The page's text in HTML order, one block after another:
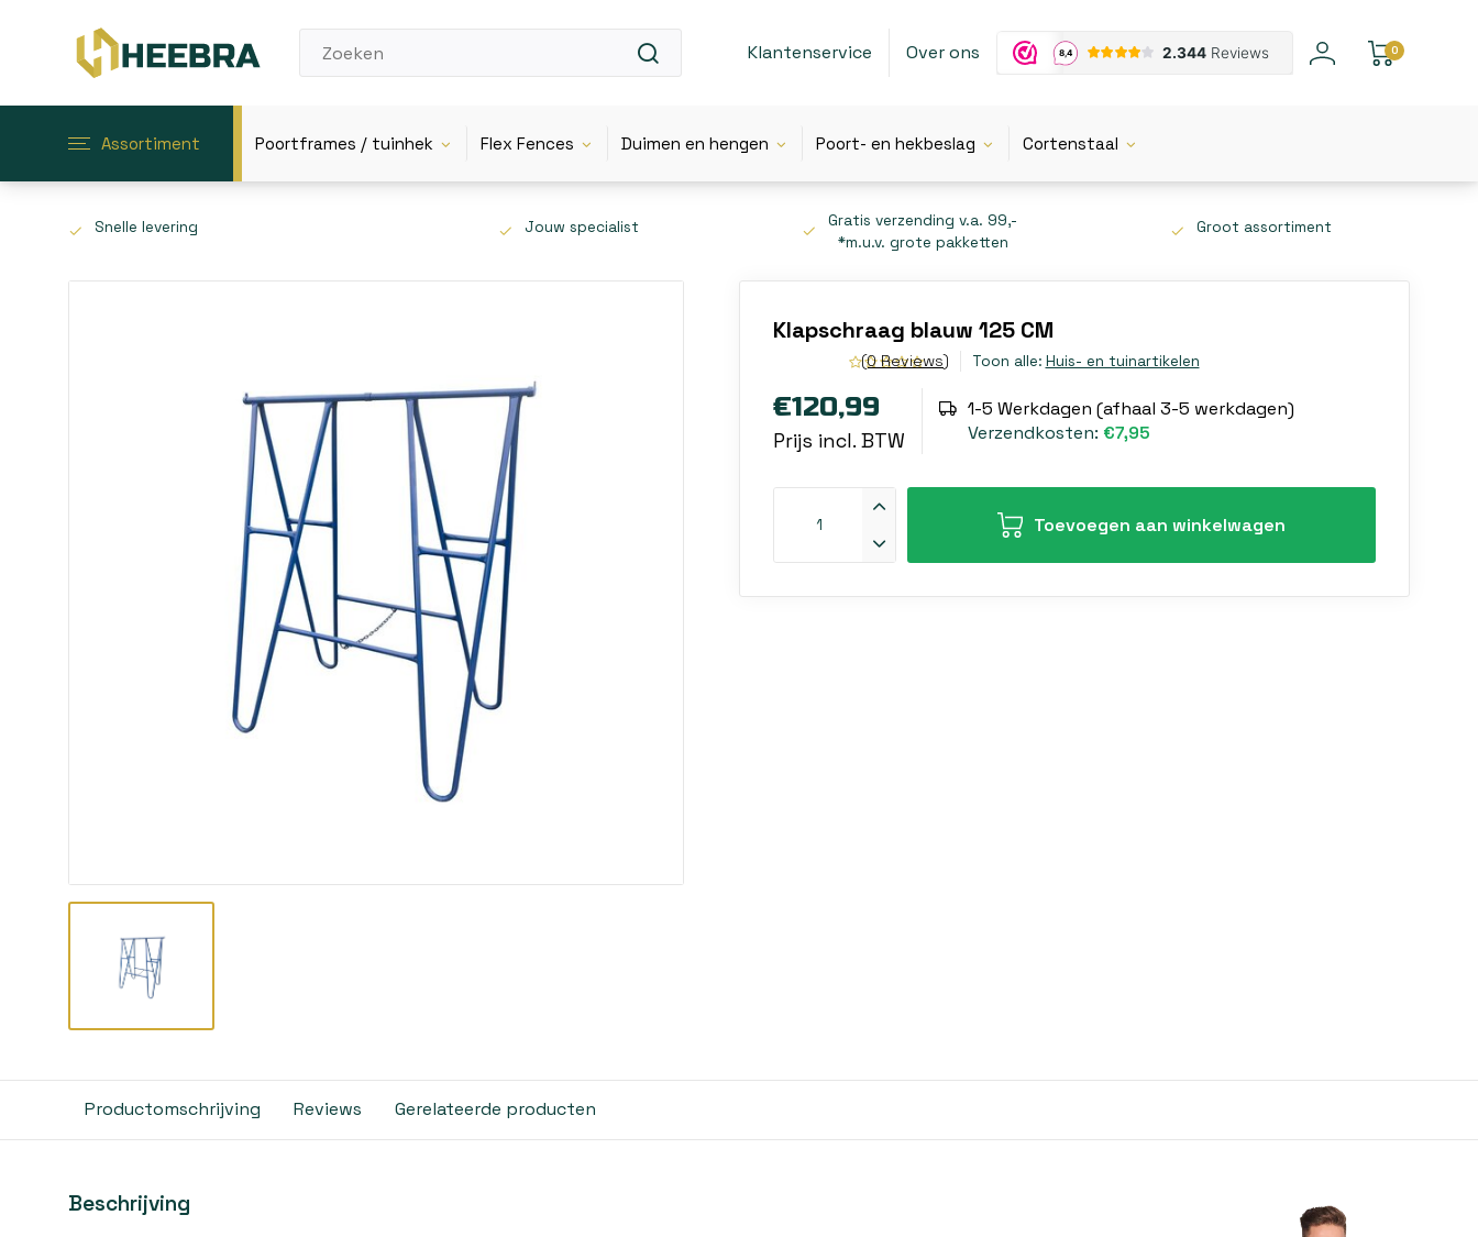
Klantenservice Over ons 0
Assortiment Poortframes / tuinhek Flex Fences Duimen en hengen Poort- en hekbeslag Cortenstaal
Snelle levering Jouw specialist
Gratis verzending v.a. 99,-
*m.u.v. grote pakketten
Groot assortiment
Klapschraag blauw 125 CM
(0 Reviews) Toon alle: Huis- en tuinartikelen
€120,99
Prijs incl. BTW
1-5 Werkdagen (afhaal 3-5 werkdagen)
Verzendkosten: €7,95
Toevoegen aan winkelwagen
Productomschrijving Reviews Gerelateerde producten
Beschrijving